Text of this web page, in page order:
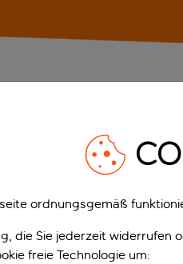
einen reibungslosen und
ordnungsgemäß
die Sie jederzeit widerrufen
freie Technologie um: